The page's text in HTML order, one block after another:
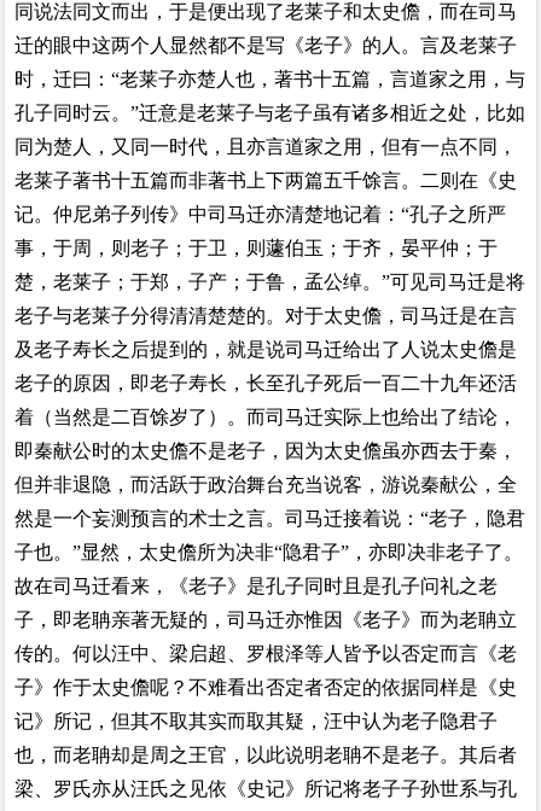
同说法同文而出，于是便出现了老莱子和太史儋，而在司马
迁的眼中这两个人显然都不是写《老子》的人。言及老莱子
时，迁曰：“老莱子亦楚人也，著书十五篇，言道家之用，与
孔子同时云。”迁意是老莱子与老子虽有诸多相近之处，比如
同为楚人，又同一时代，且亦言道家之用，但有一点不同，
老莱子著书十五篇而非著书上下两篇五千馀言。二则在《史
记。仲尼弟子列传》中司马迁亦清楚地记着：“孔子之所严
事，于周，则老子；于卫，则蘧伯玉；于齐，晏平仲；于
楚，老莱子；于郑，子产；于鲁，孟公绰。”可见司马迁是将
老子与老莱子分得清清楚楚的。对于太史儋，司马迁是在言
及老子寿长之后提到的，就是说司马迁给出了人说太史儋是
老子的原因，即老子寿长，长至孔子死后一百二十九年还活
着（当然是二百馀岁了）。而司马迁实际上也给出了结论，
即秦献公时的太史儋不是老子，因为太史儋虽亦西去于秦，
但并非退隐，而活跃于政治舞台充当说客，游说秦献公，全
然是一个妄测预言的术士之言。司马迁接着说：“老子，隐君
子也。”显然，太史儋所为决非“隐君子”，亦即决非老子了。
故在司马迁看来，《老子》是孔子同时且是孔子问礼之老
子，即老聃亲著无疑的，司马迁亦惟因《老子》而为老聃立
传的。何以汪中、梁启超、罗根泽等人皆予以否定而言《老
子》作于太史儋呢？不难看出否定者否定的依据同样是《史
记》所记，但其不取其实而取其疑，汪中认为老子隐君子
也，而老聃却是周之王官，以此说明老聃不是老子。其后者
梁、罗氏亦从汪氏之见依《史记》所记将老子子孙世系与孔